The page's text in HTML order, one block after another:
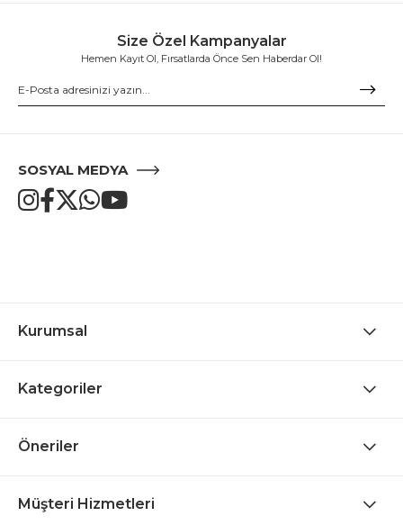
Size Özel Kampanyalar
Hemen Kayıt Ol, Fırsatlarda Önce Sen Haberdar Ol!
SOSYAL MEDYA
Kurumsal
Kategoriler
Öneriler
Müşteri Hizmetleri